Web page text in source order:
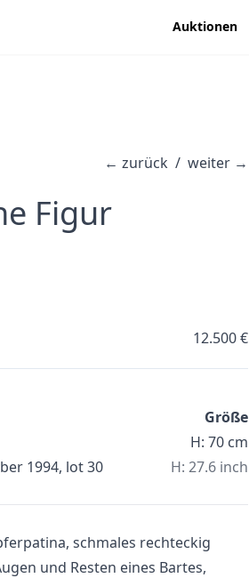
Auktionen
← zurück / weiter →
Figur·
12.500 €
1994, lot 30
Größe
H: 70 cm
H: 27.6 inch
schmales rechteckig
und Resten eines Bartes,